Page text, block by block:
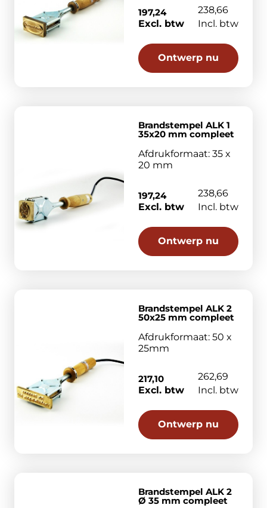
197,24
Excl. btw
238,66
Incl. btw
Ontwerp nu
Brandstempel ALK 1
35x20 mm compleet
Afdrukformaat: 35 x
20 mm
197,24
Excl. btw
238,66
Incl. btw
Ontwerp nu
Brandstempel ALK 2
50x25 mm compleet
Afdrukformaat: 50 x
25mm
217,10
Excl. btw
262,69
Incl. btw
Ontwerp nu
Brandstempel ALK 2
Ø 35 mm compleet